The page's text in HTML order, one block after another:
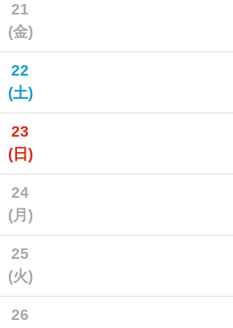
21
(金)
22
(土)
23
(日)
24
(月)
25
(火)
26